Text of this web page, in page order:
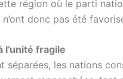
région où le parti
n’ont donc pas été
l’unité fragile
séparées, les nations